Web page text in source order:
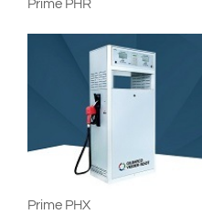
Prime PHR
Prime PHX